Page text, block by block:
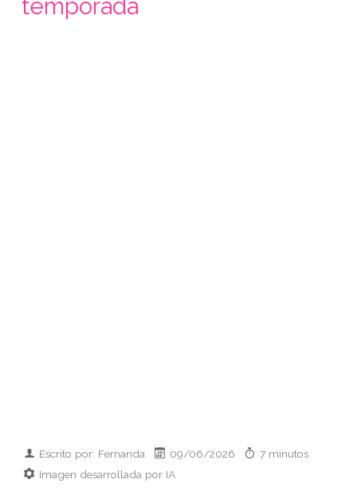
temporada
Escrito por: Fernanda 09/06/2026
7 minutos
Imagen desarrollada por IA